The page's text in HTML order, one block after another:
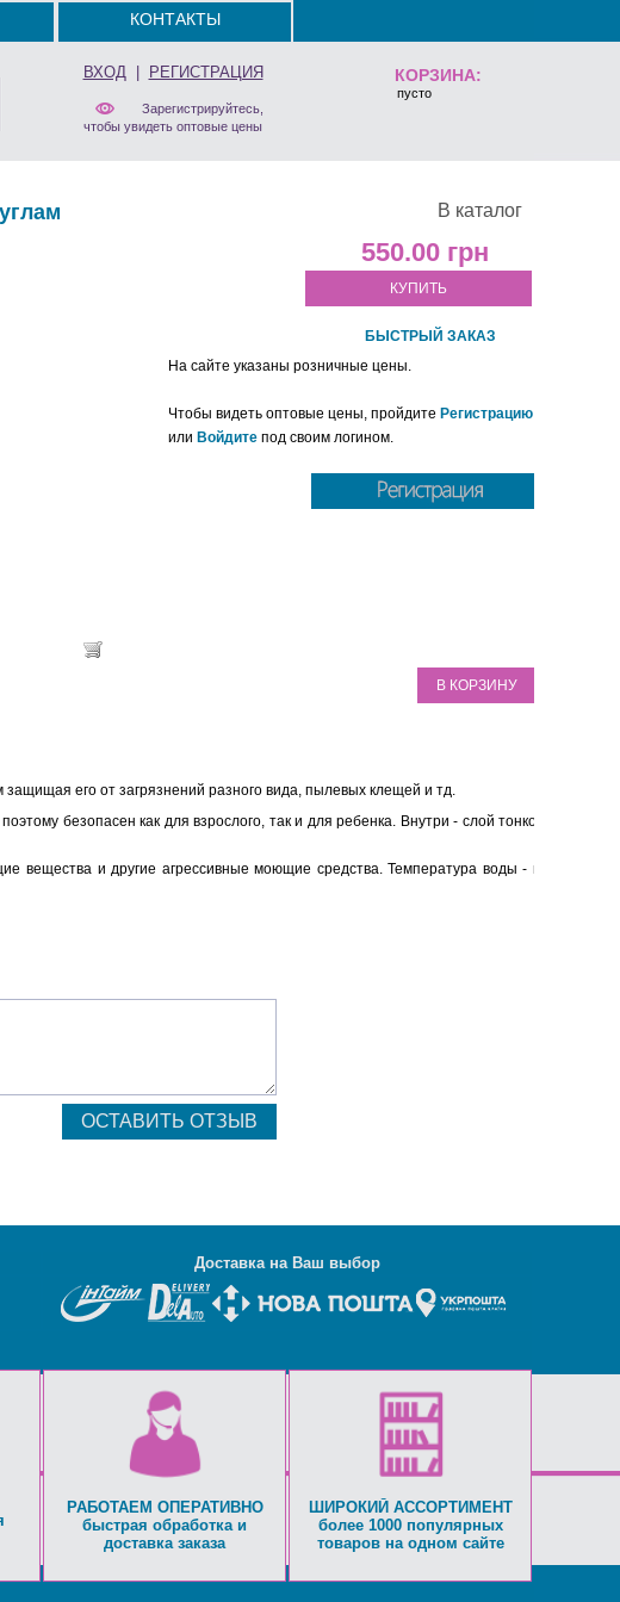
КОРЗИНА:
пусто
КОНТАКТЫ
ВХОД| РЕГИСТРАЦИЯ
Зарегистрируйтесь,
чтобы увидеть оптовые цены
В каталог
550.00
КУПИТЬ
БЫСТРЫЙ ЗАКАЗ
На сайте указаны розничные цены.
Чтобы видеть оптовые цены, пройдите Регистрацию
или Войдите под своим логином.
В КОРЗИНУ
его от загрязнений разного вида, пылевых клещей и тд.
безопасен как для взрослого, так и для ребенка. Внутри - слой тонкого
вещества и другие агрессивные моющие средства. Температура воды - не
Доставка на Ваш выбор
РАБОТАЕМ ОПЕРАТИВНО
быстрая обработка и
доставка заказа
ШИРОКИЙ АССОРТИМЕНТ
более 1000 популярных
товаров на одном сайте